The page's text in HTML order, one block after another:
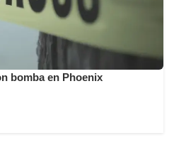
bomba en Phoenix